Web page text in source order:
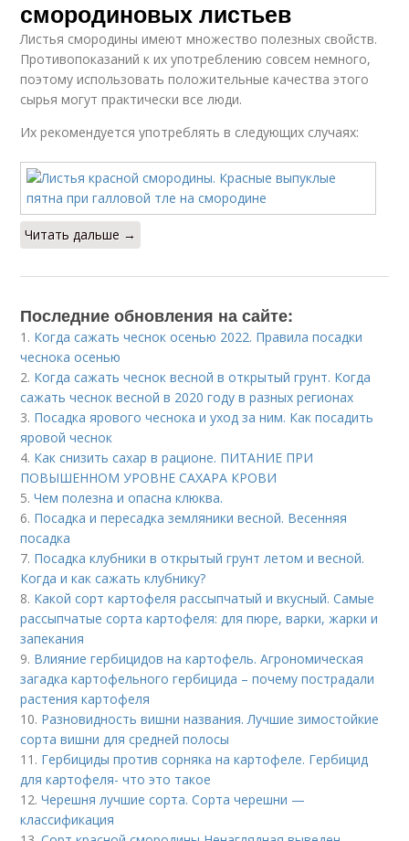
смородиновых листьев
Листья смородины имеют множество полезных свойств.
Противопоказаний к их употреблению совсем немного,
поэтому использовать положительные качества этого
сырья могут практически все люди.
Их рекомендуется употреблять в следующих случаях:
Читать дальше →
Последние обновления на сайте:
1. Когда сажать чеснок осенью 2022. Правила посадки
чеснока осенью
2. Когда сажать чеснок весной в открытый грунт. Когда
сажать чеснок весной в 2020 году в разных регионах
3. Посадка ярового чеснока и уход за ним. Как посадить
яровой чеснок
4. Как снизить сахар в рационе. ПИТАНИЕ ПРИ
ПОВЫШЕННОМ УРОВНЕ САХАРА КРОВИ
5.Чем полезна и опасна клюква.
6. Посадка и пересадка земляники весной. Весенняя
посадка
7. Посадка клубники в открытый грунт летом и весной.
Когда и как сажать клубнику?
8. Какой сорт картофеля рассыпчатый и вкусный. Самые
рассыпчатые сорта картофеля: для пюре, варки, жарки и
запекания
9. Влияние гербицидов на картофель. Агрономическая
загадка картофельного гербицида – почему пострадали
растения картофеля
10. Разновидность вишни названия. Лучшие зимостойкие
сорта вишни для средней полосы
11. Гербициды против сорняка на картофеле. Гербицид
для картофеля- что это такое
12.Черешня лучшие сорта. Сорта черешни —
классификация